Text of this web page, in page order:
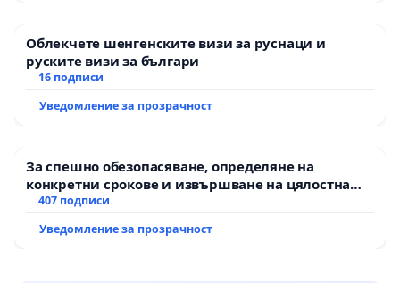
Облекчете шенгенските визи за руснаци и
руските визи за българи
16 подписи
Уведомление за прозрачност
За спешно обезопасяване, определяне на
конкретни срокове и извършване на цялостна
рехабилитация на републиканския път между
Мирово - к.к. Момин проход
407 подписи
Уведомление за прозрачност